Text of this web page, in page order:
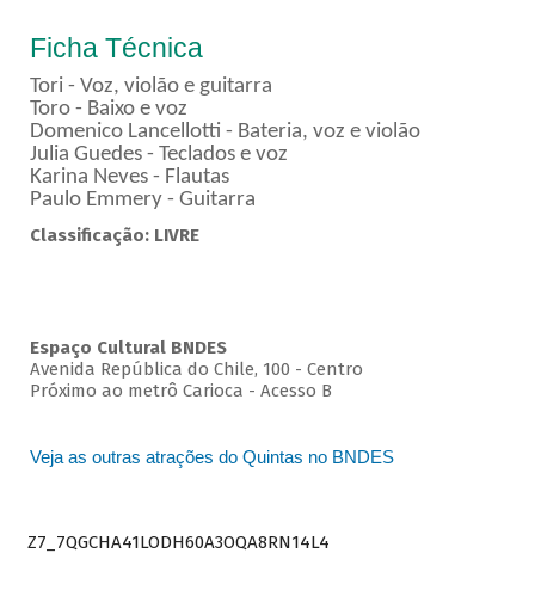
Ficha Técnica
Tori - Voz, violão e guitarra
Toro - Baixo e voz
Domenico Lancellotti - Bateria, voz e violão
Julia Guedes - Teclados e voz
Karina Neves - Flautas
Paulo Emmery - Guitarra
Classificação: LIVRE
Espaço Cultural BNDES
Avenida República do Chile, 100 - Centro
Próximo ao metrô Carioca - Acesso B
Veja as outras atrações do Quintas no BNDES
Z7_7QGCHA41LODH60A3OQA8RN14L4